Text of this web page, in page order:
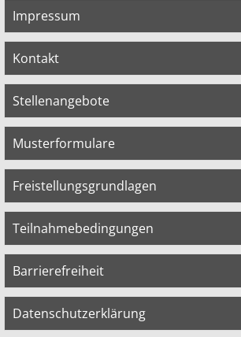
Impressum
Kontakt
Stellenangebote
Musterformulare
Freistellungsgrundlagen
Teilnahmebedingungen
Barrierefreiheit
Datenschutzerklärung